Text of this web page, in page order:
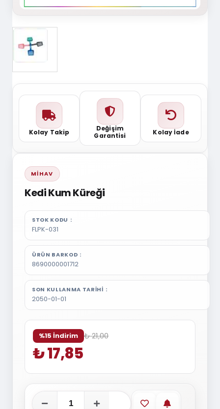
Kolay Takip
Değişim
Garantisi
Kolay İade
MIHAV
Kedi Kum Küreği
STOK KODU
FLPK-031
ÜRÜN BARKOD
8690000001712
SON KULLANMA TARIHI
2050-01-01
%15 İndirim ₺ 21,00
₺ 17,85
Favorilere ekle
Stoğa